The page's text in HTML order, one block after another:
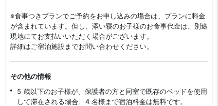
※食事つきプランでご予約をお申し込みの場合は、プランに料金
が含まれています。但し、添い寝のお子様のお食事代金は、別途
現地にてお支払いいただく場合がございます。
詳細はご宿泊施設までお問い合わせください。
その他の情報
5 歳以下のお子様が、保護者の方と同室で既存のベッドを使用
して滞在される場合、4 名様まで宿泊料金は無料です。